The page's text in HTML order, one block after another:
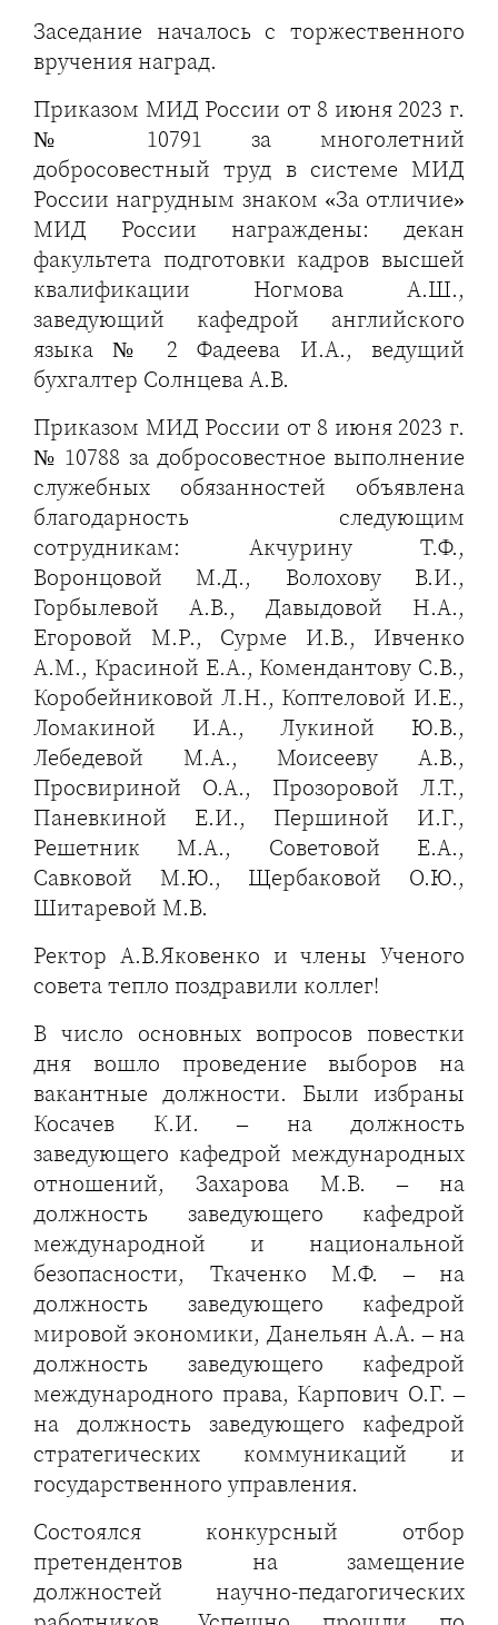
Заседание началось с торжественного
вручения наград.
Приказом МИД России от 8 июня 2023 г.
№ 10791 за многолетний
добросовестный труд в системе МИД
России нагрудным знаком «За отличие»
МИД России награждены: декан
факультета подготовки кадров высшей
квалификации Ногмова А.Ш.,
заведующий кафедрой английского
языка № 2 Фадеева И.А., ведущий
бухгалтер Солнцева А.В.
Приказом МИД России от 8 июня 2023 г.
№ 10788 за добросовестное выполнение
служебных обязанностей объявлена
благодарность следующим
сотрудникам: Акчурину Т.Ф.,
Воронцовой М.Д., Волохову В.И.,
Горбылевой А.В., Давыдовой Н.А.,
Егоровой М.Р., Сурме И.В., Ивченко
А.М., Красиной Е.А., Комендантову С.В.,
Коробейниковой Л.Н., Коптеловой И.Е.,
Ломакиной И.А., Лукиной Ю.В.,
Лебедевой М.А., Моисееву А.В.,
Просвириной О.А., Прозоровой Л.Т.,
Паневкиной Е.И., Першиной И.Г.,
Решетник М.А., Советовой Е.А.,
Савковой М.Ю., Щербаковой О.Ю.,
Шитаревой М.В.
Ректор А.В.Яковенко и члены Ученого
совета тепло поздравили коллег!
В число основных вопросов повестки
дня вошло проведение выборов на
вакантные должности. Были избраны
Косачев К.И. – на должность
заведующего кафедрой международных
отношений, Захарова М.В. – на
должность заведующего кафедрой
международной и национальной
безопасности, Ткаченко М.Ф. – на
должность заведующего кафедрой
мировой экономики, Данельян А.А. – на
должность заведующего кафедрой
международного права, Карпович О.Г. –
на должность заведующего кафедрой
стратегических коммуникаций и
государственного управления.
Состоялся конкурсный отбор
претендентов на замещение
должностей научно-педагогических